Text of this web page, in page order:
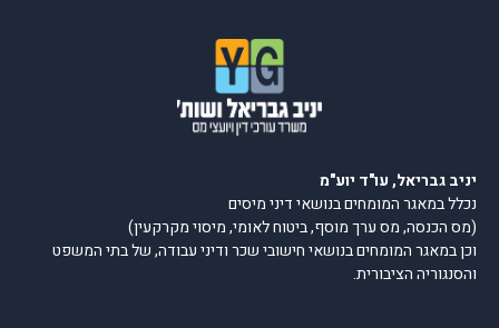
יניב גבריאל, עו"ד יוע"מ
נכלל במאגר המומחים בנושאי דיני מיסים
(מס הכנסה, מס ערך מוסף, ביטוח לאומי, מיסוי מקרקעין)
וכן במאגר המומחים בנושאי חישובי שכר ודיני עבודה, של בתי המשפט
והסנגוריה הציבורית.